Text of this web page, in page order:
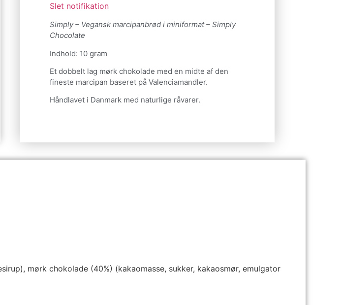
Slet notifikation
Simply – Vegansk marcipanbrød i miniformat – Simply
Chocolate
Indhold: 10 gram
Et dobbelt lag mørk chokolade med en midte af den
fineste marcipan baseret på Valenciamandler.
Håndlavet i Danmark med naturlige råvarer.
mørk chokolade (40%) (kakaomasse, sukker, kakaosmør, emulgator